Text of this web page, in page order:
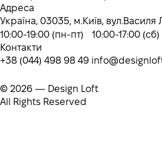
Адреса
Україна, 03035, м.Київ, вул.Василя
10:00-19:00 (пн-пт) 10:00-17:00 (сб)
Контакти
+38 (044) 498 98 49
© 2026 — Design Loft
All Rights Reserved